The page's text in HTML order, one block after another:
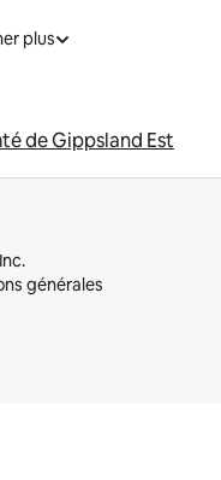
plus
de Gippsland Est
générales